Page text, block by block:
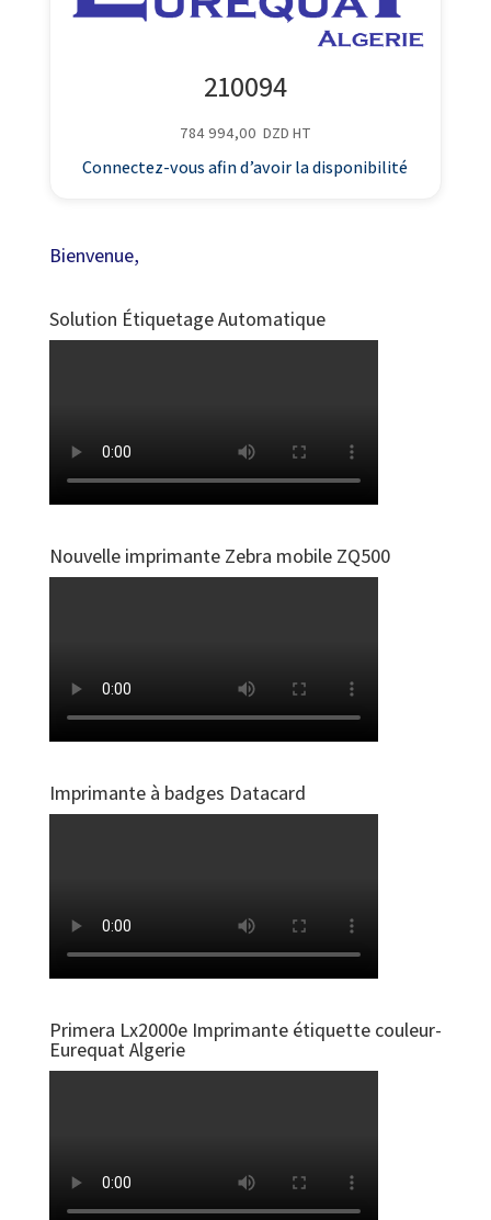
210094
784 994,00 DZD HT
Connectez-vous afin d’avoir la disponibilité
Bienvenue,
Solution Étiquetage Automatique
Nouvelle imprimante Zebra mobile ZQ500
Imprimante à badges Datacard
Primera Lx2000e Imprimante étiquette couleur-
Eurequat Algerie